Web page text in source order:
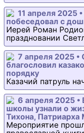
11 апреля 2025
побеседовал с
Иерей Роман
праздновании
7 апреля 2025
благословил
порядку
Казачий патруль
6 апреля 2025 •
школы узнали о
Тихона, Патриарха
Мероприятие